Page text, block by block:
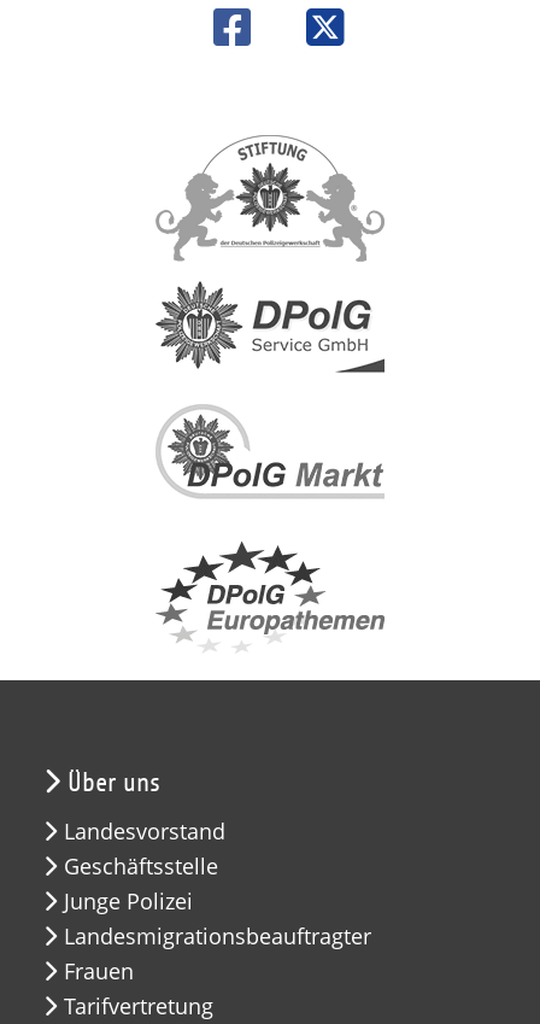
Über uns
Landesvorstand
Geschäftsstelle
Junge Polizei
Landesmigrationsbeauftragter
Frauen
Tarifvertretung